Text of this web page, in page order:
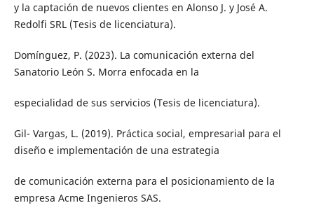
y la captación de nuevos clientes en Alonso J. y José A.
Redolfi SRL (Tesis de licenciatura).
Domínguez, P. (2023). La comunicación externa del
Sanatorio León S. Morra enfocada en la
especialidad de sus servicios (Tesis de licenciatura).
Gil- Vargas, L. (2019). Práctica social, empresarial para el
diseño e implementación de una estrategia
de comunicación externa para el posicionamiento de la
empresa Acme Ingenieros SAS.